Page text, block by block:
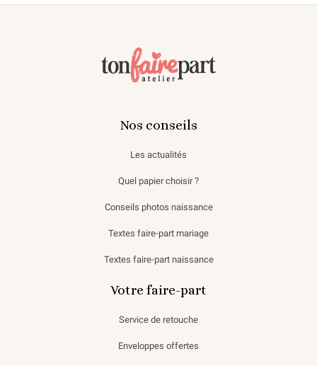
Nos conseils
Les actualités
Quel papier choisir ?
Conseils photos naissance
Textes faire-part mariage
Textes faire-part naissance
Votre faire-part
Service de retouche
Enveloppes offertes